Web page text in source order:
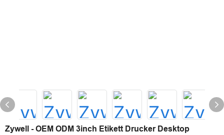
Zywell - OEM ODM 3inch Etikett Drucker Desktop